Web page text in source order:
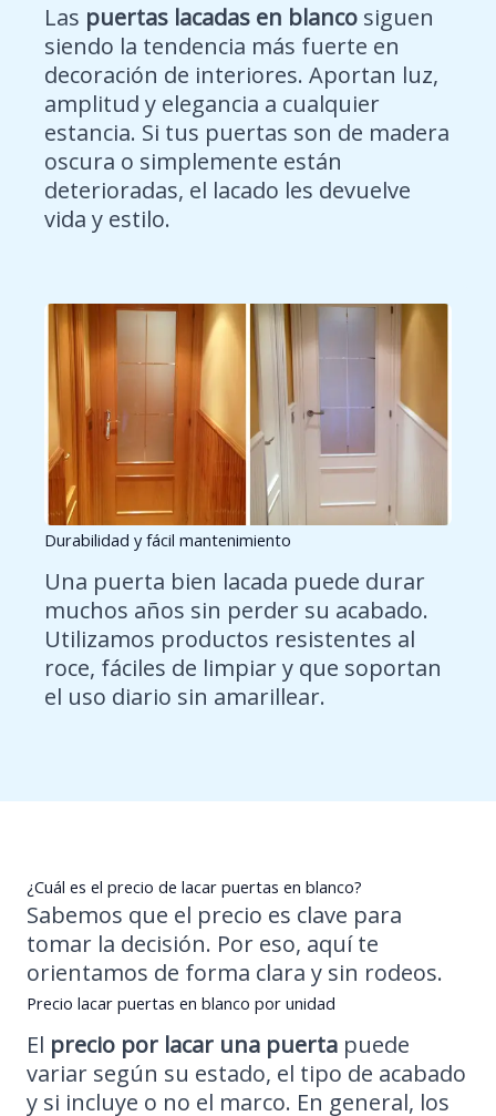
Las puertas lacadas en blanco siguen
siendo la tendencia más fuerte en
decoración de interiores. Aportan luz,
amplitud y elegancia a cualquier
estancia. Si tus puertas son de madera
oscura o simplemente están
deterioradas, el lacado les devuelve
vida y estilo.
Durabilidad y fácil mantenimiento
Una puerta bien lacada puede durar
muchos años sin perder su acabado.
Utilizamos productos resistentes al
roce, fáciles de limpiar y que soportan
el uso diario sin amarillear.
¿Cuál es el precio de lacar puertas en blanco?
Sabemos que el precio es clave para
tomar la decisión. Por eso, aquí te
orientamos de forma clara y sin rodeos.
Precio lacar puertas en blanco por unidad
El precio por lacar una puerta puede
variar según su estado, el tipo de acabado
y si incluye o no el marco. En general, los